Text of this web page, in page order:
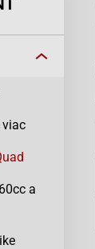
viac
a